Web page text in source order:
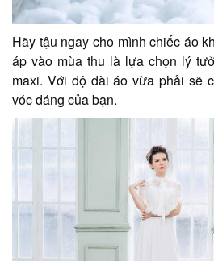
Hãy tậu ngay cho mình chiếc áo
áp vào mùa thu là lựa chọn lý
maxi. Với độ dài áo vừa phải sẽ
vóc dáng của bạn.